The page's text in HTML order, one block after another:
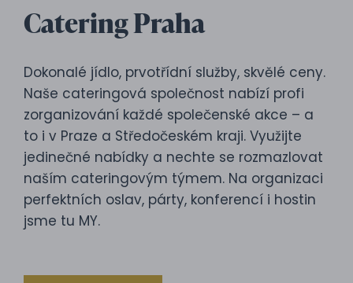
Catering Praha
Dokonalé jídlo, prvotřídní služby, skvělé ceny.
Naše cateringová společnost nabízí profi
zorganizování každé společenské akce – a
to i v Praze a Středočeském kraji. Využijte
jedinečné nabídky a nechte se rozmazlovat
naším cateringovým týmem. Na organizaci
perfektních oslav, párty, konferencí i hostin
jsme tu MY.